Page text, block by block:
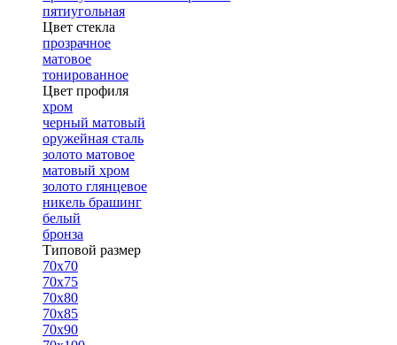
пятиугольная
Цвет стекла
прозрачное
матовое
тонированное
Цвет профиля
хром
черный матовый
оружейная сталь
золото матовое
матовый хром
золото глянцевое
никель брашинг
белый
бронза
Типовой размер
70х70
70х75
70х80
70х85
70х90